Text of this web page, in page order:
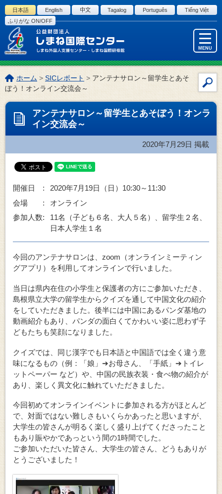
このページの本文へ
日本語 English 中文 Tagalog Português
Tiếng Việt
ふりがな ON/OFF
MENU
イ
ト
索
こ
の
ペ
ホーム >SICレポート> アンテナサロン～留学生とあそ
ぼう！オンライン交流会～
アンテナサロン～留学生とあそぼう！オンラ
イン交流会～
2020年7月29日 掲載
開催日 :
2020年7月19日（日）10:30～11:30
会場 :
オンライン
参加人数:
11名（子ども６名、大人５名）、留学生２名、
日本人学生１名
今回のアンテナサロンは、zoom（オンラインミーティン
グアプリ）を利用してオンラインで行いました。
当日は県内在住の小学生と保護者の方にご参加いただき、
島根県立大学の留学生からクイズを通して中国文化の紹介
をしていただきました。後半には中国にあるパンダ基地の
動画紹介もあり、パンダの面白くてかわいい姿に思わず子
どもたちも笑顔になりました。
クイズでは、同じ漢字でも日本語と中国語では全く違う意
味になるもの（例：「娘」➔お母さん、「手紙」➔トイレ
ットペーパー など）や、中国の民族衣装・食べ物の紹介が
あり、楽しく異文化に触れていただきました。
今回初めてオンラインイベントに参加される方がほとんど
で、対面ではない難しさもいくらかあったと思いますが、
大学生の皆さんが明るく楽しく盛り上げてくださったこと
もあり賑やかであっという間の1時間でした。
ご参加いただいた皆さん、大学生の皆さん、どうもありが
とうございました！